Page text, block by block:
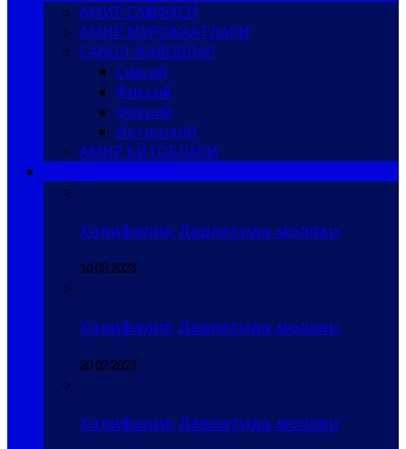
АМИР САҲИФАСИ
АМИР МУРОЖААТЛАРИ
САВОЛ-ЖАВОБЛАР
Сиёсий
Фиқҳий
Фикрий
Иқтисодий
АМИР КИТОБЛАРИ
Халифалик Давлатида моллар
10.03.2023
Халифалик Давлатида моллар
20.02.2023
Халифалик Давлатида моллар